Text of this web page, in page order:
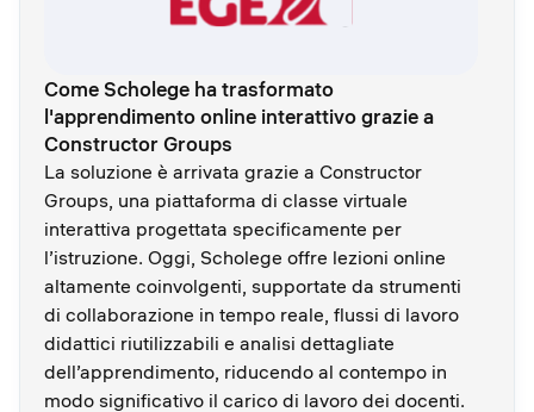
Come Scholege ha trasformato
l'apprendimento online interattivo grazie a
Constructor Groups
La soluzione è arrivata grazie a Constructor
Groups, una piattaforma di classe virtuale
interattiva progettata specificamente per
l’istruzione. Oggi, Scholege offre lezioni online
altamente coinvolgenti, supportate da strumenti
di collaborazione in tempo reale, flussi di lavoro
didattici riutilizzabili e analisi dettagliate
dell’apprendimento, riducendo al contempo in
modo significativo il carico di lavoro dei docenti.